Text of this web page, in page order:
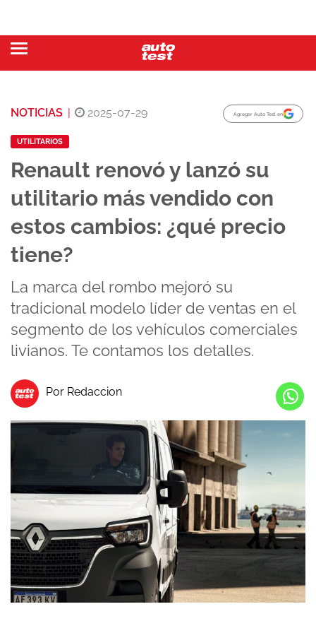
NOTICIAS | 2025-07-29 Agregar Auto Test en
UTILITARIOS
Renault renovó y lanzó su
utilitario más vendido con
estos cambios: ¿qué precio
tiene?
La marca del rombo mejoró su
tradicional modelo líder de ventas en el
segmento de los vehículos comerciales
livianos. Te contamos los detalles.
Por Redaccion